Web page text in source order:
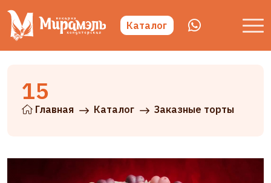
Каталог
15
Главная Каталог Заказные торты